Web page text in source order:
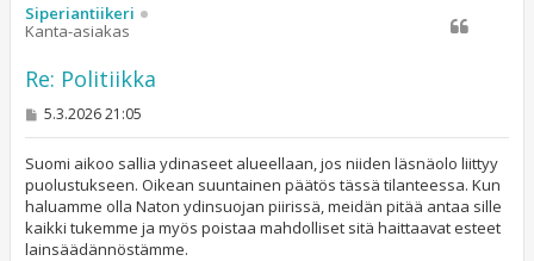
Siperiantiikeri
Kanta-asiakas
Re: Politiikka
V
s
t
i
5.3.2026 21:05
Suomi aikoo sallia ydinaseet alueellaan, jos niiden läsnäolo liittyy
puolustukseen. Oikean suuntainen päätös tässä tilanteessa. Kun
haluamme olla Naton ydinsuojan piirissä, meidän pitää antaa sille
kaikki tukemme ja myös poistaa mahdolliset sitä haittaavat esteet
lainsäädännöstämme.